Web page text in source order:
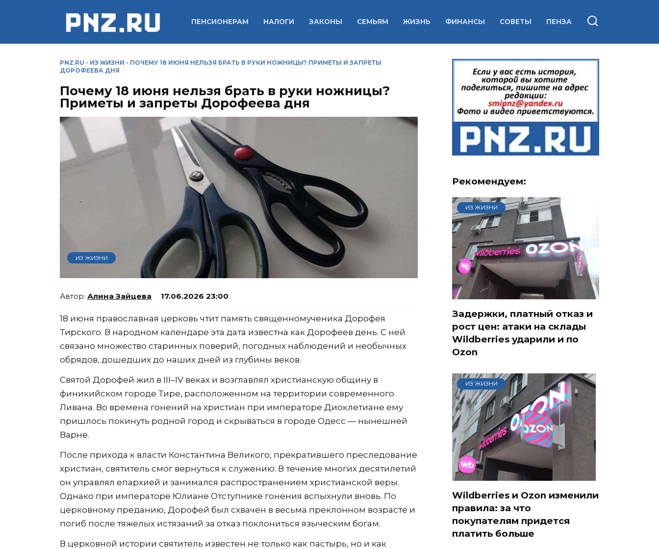
ПЕНСИОНЕРАМ НАЛОГИ ЗАКОНЫ СЕМЬЯМ ЖИЗНЬ ФИНАНСЫ СОВЕТЫ ПЕНЗА
PNZ.RU - ИЗ ЖИЗНИ - ПОЧЕМУ 18 ИЮНЯ НЕЛЬЗЯ БРАТЬ В РУКИ НОЖНИЦЫ? ПРИМЕТЫ И ЗАПРЕТЫ
ДОРОФЕЕВА ДНЯ
Почему 18 июня нельзя брать в руки ножницы?
Приметы и запреты Дорофеева дня
ИЗ ЖИЗНИ
Алина Зайцева 17.06.2026 23:00
18 июня православная церковь чтит память священномученика Дорофея
Тирского. В народном календаре эта дата известна как Дорофеев день. С ней
связано множество старинных поверий, погодных наблюдений и необычных
обрядов, дошедших до наших дней из глубины веков.
Святой Дорофей жил в III–IV веках и возглавлял христианскую общину в
финикийском городе Тире, расположенном на территории современного
Ливана. Во времена гонений на христиан при императоре Диоклетиане ему
пришлось покинуть родной город и скрываться в городе Одесс — нынешней
Варне.
После прихода к власти Константина Великого, прекратившего преследование
христиан, святитель смог вернуться к служению. В течение многих десятилетий
он управлял епархией и занимался распространением христианской веры.
Однако при императоре Юлиане Отступнике гонения вспыхнули вновь. По
церковному преданию, Дорофей был схвачен в весьма преклонном возрасте и
погиб после тяжелых истязаний за отказ поклониться языческим богам.
В церковной истории святитель известен не только как пастырь, но и как
Рекомендуем:
ИЗ ЖИЗНИ
Задержки, платный отказ и
рост цен: атаки на склады
Wildberries ударили и по
Ozon
ИЗ ЖИЗНИ
Wildberries и Ozon изменили
правила: за что
покупателям придется
платить больше